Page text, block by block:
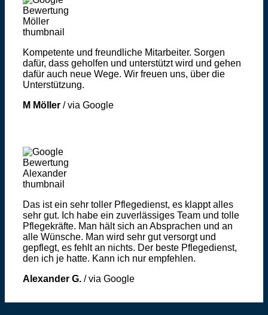
Kompetente und freundliche Mitarbeiter. Sorgen
dafür, dass geholfen und unterstützt wird und gehen
dafür auch neue Wege. Wir freuen uns, über die
Unterstützung.
M Möller /via Google
Das ist ein sehr toller Pflegedienst, es klappt alles
sehr gut. Ich habe ein zuverlässiges Team und tolle
Pflegekräfte. Man hält sich an Absprachen und an
alle Wünsche. Man wird sehr gut versorgt und
gepflegt, es fehlt an nichts. Der beste Pflegedienst,
den ich je hatte. Kann ich nur empfehlen.
Alexander G. /via Google